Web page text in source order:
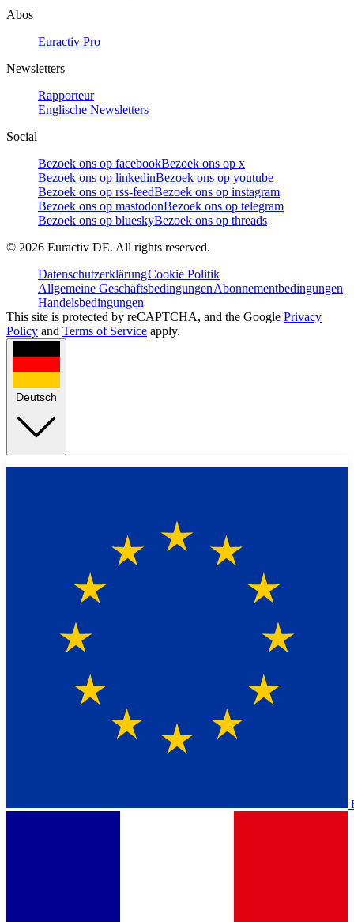
Abos
Euractiv Pro
Newsletters
Rapporteur
Englische Newsletters
Social
Bezoek ons op facebookBezoek ons op x
Bezoek ons op linkedinBezoek ons op youtube
Bezoek ons op rss-feedBezoek ons op instagram
Bezoek ons op mastodonBezoek ons op telegram
Bezoek ons op blueskyBezoek ons op threads
© 2026 Euractiv DE. All rights reserved.
DatenschutzerklärungCookie Politik
Allgemeine GeschäftsbedingungenAbonnementbedingungen
Handelsbedingungen
This site is protected by reCAPTCHA, and the Google Privacy
Policy and Terms of Service apply.
Deutsch